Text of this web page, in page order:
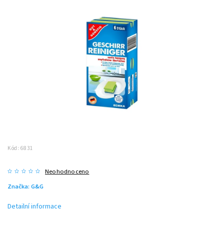
Kód: 6831
Neohodnoceno
Značka: G&G
Detailní informace